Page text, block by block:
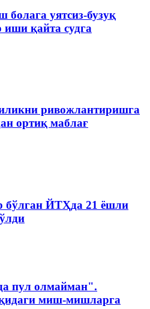
болага уятсиз-бузуқ
қайта судга
ривожлантиришга
ортиқ маблағ
бўлган ЙТҲда 21 ёшли
пул олмайман".
миш-мишларга